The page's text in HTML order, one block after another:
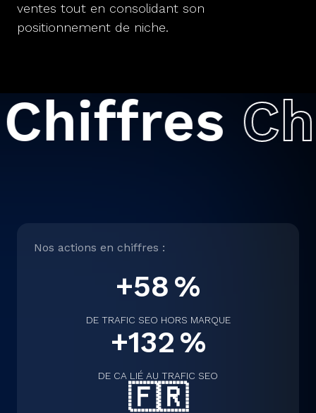
ventes tout en consolidant son
positionnement de niche.
Nos actions en chiffres :
+58 %
DE TRAFIC SEO HORS MARQUE
+132 %
DE CA LIÉ AU TRAFIC SEO
🇫🇷